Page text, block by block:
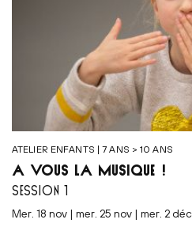
ATELIER ENFANTS | 7 ANS > 10 ANS
À VOUS LA MUSIQUE !
SESSION 1
mer. 18 nov | mer. 25 nov | mer. 2 déc